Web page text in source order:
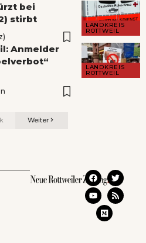
LANDKREIS
ROTTWEIL
bei
stirbt
LANDKREIS
ROTTWEIL
Anmelder
Weiter